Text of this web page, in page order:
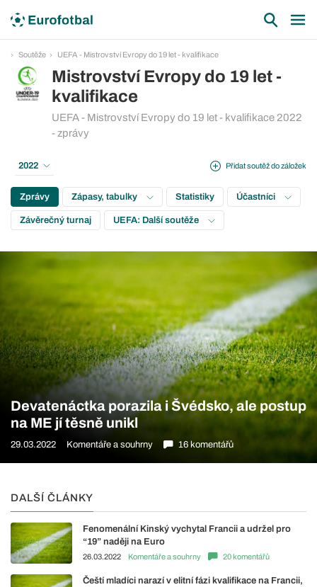
Soutěže UEFA - Mistrovství Evropy do 19 let - kvalifikace
Mistrovství Evropy do 19 let -
kvalifikace
UEFA - Mistrovství Evropy do 19 let - kvalifikace 2022
- zprávy
Přidat soutěž do záložek
2022
Zprávy Zápasy, tabulky Statistiky Účastníci
Závěrečný turnaj UEFA: Další soutěže
Devatenáctka porazila i Švédsko, ale postup
na ME jí těsně unikl
29.03.2022 Komentáře a souhrny 16 komentářů
DALŠÍ ČLÁNKY
Fenomenální Kinský vychytal Francii a udržel pro
“19” naději na Euro
26.03.2022 Komentáře a souhrny 20 komentářů
Čeští mladíci narazí v elitní fázi kvalifikace na Francii,